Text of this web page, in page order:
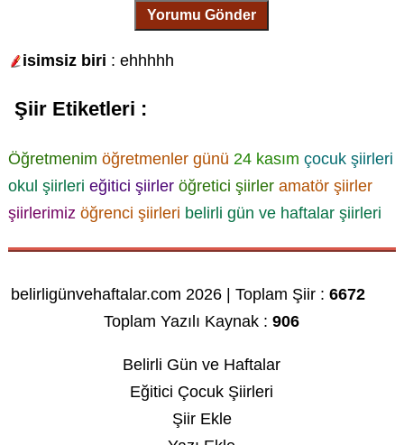
Yorumu Gönder
isimsiz biri : ehhhhh
Şiir Etiketleri :
Öğretmenim öğretmenler günü 24 kasım çocuk şiirleri
okul şiirleri eğitici şiirler öğretici şiirler amatör şiirler
şiirlerimiz öğrenci şiirleri belirli gün ve haftalar şiirleri
belirligünvehaftalar.com 2026 | Toplam Şiir :6672
Toplam Yazılı Kaynak :906
Belirli Gün ve Haftalar
Eğitici Çocuk Şiirleri
Şiir Ekle